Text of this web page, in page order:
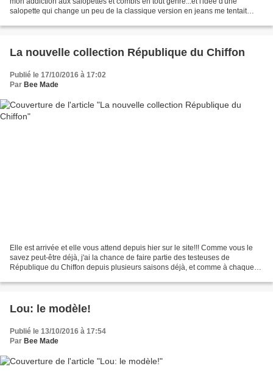
salopette qui change un peu de la classique version en jeans me tentait
La nouvelle collection République du Chiffon
Publié le 17/10/2016 à 17:02
Par Bee Made
Elle est arrivée et elle vous attend depuis hier sur le site!!! Comme vous le
savez peut-être déjà, j'ai la chance de faire partie des testeuses de
République du Chiffon depuis plusieurs saisons déjà, et comme à chaque
Lou: le modèle!
Publié le 13/10/2016 à 17:54
Par Bee Made